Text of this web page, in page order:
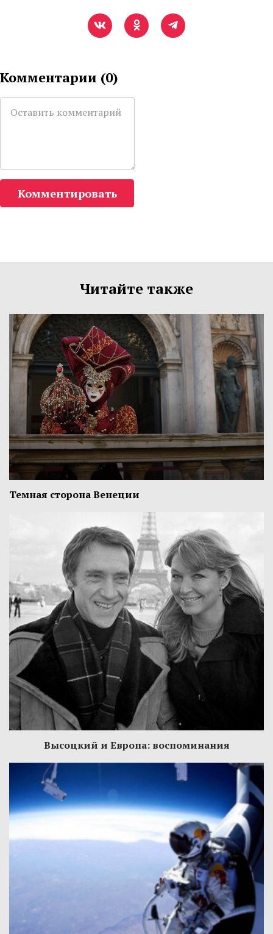
Комментарии (0)
Комментировать
Читайте также
Темная сторона Венеции
Высоцкий и Европа: воспоминания